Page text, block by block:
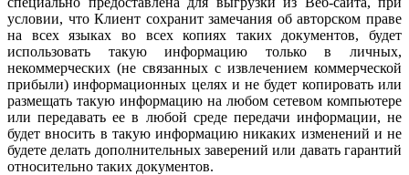
условии, что Клиент сохранит замечания об авторском праве
на всех языках во всех копиях таких документов, будет
использовать такую информацию только в личных,
некоммерческих (не связанных с извлечением коммерческой
прибыли) информационных целях и не будет копировать или
размещать такую информацию на любом сетевом компьютере
или передавать ее в любой среде передачи информации, не
будет вносить в такую информацию никаких изменений и не
будете делать дополнительных заверений или давать гарантий
относительно таких документов.